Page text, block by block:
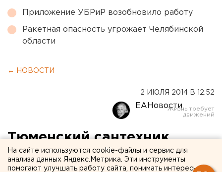
Приложение УБРиР возобновило работу
Ракетная опасность угрожает Челябинской
области
← НОВОСТИ
2 ИЮЛЯ 2014 В 12:52
ЕАНовости
Тюменский сантехник
забил своего коллегу
На сайте используются cookie-файлы и сервис для
анализа данных Яндекс.Метрика. Эти инструменты
помогают улучшать работу сайта, понимать интересы